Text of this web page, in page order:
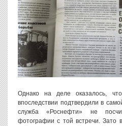
Однако на деле оказалось,
впоследствии подтвердили в
служба «Роснефти» не
фотографии с той встречи. Зато